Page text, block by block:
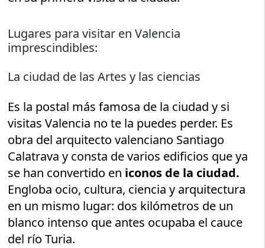
Lugares para visitar en Valencia
imprescindibles:
La ciudad de las Artes y las ciencias
Es la postal más famosa de la ciudad y si
visitas Valencia no te la puedes perder. Es
obra del arquitecto valenciano Santiago
Calatrava y consta de varios edificios que ya
se han convertido en iconos de la ciudad.
Engloba ocio, cultura, ciencia y arquitectura
en un mismo lugar: dos kilómetros de un
blanco intenso que antes ocupaba el cauce
del río Turia.